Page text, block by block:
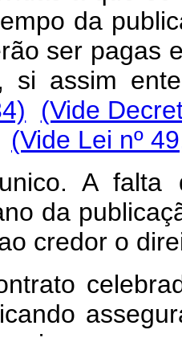
da
ser pagas
si assim
(Vide
(Vide Lei nº
A falta
da
credor o